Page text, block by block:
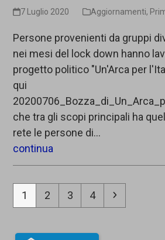
7 Luglio 2020 Aggiornamenti,
Persone provenienti da gruppi
nei mesi del lock down hanno
progetto politico "Un'Arca per
qui
che tra gli scopi principali ha
rete le persone di…
continua
Pagina
1 Pagina
2 Pagina
3 Pagina
4